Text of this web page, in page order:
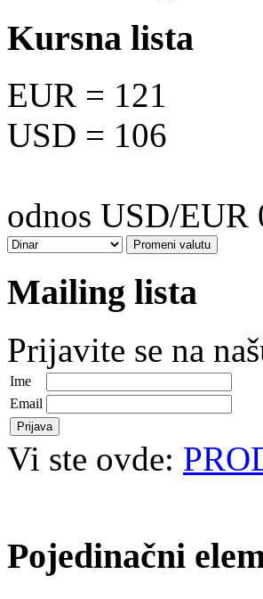
Kursna lista
EUR = 121
USD = 106
odnos USD/EUR
Mailing lista
Prijavite se na
Ime
Email
Vi ste ovde:
Pojedinačni